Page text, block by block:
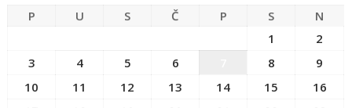
P U S Č P S
N
1
2
3
4 5 6 8
9
10
11 12 13 14 15
16